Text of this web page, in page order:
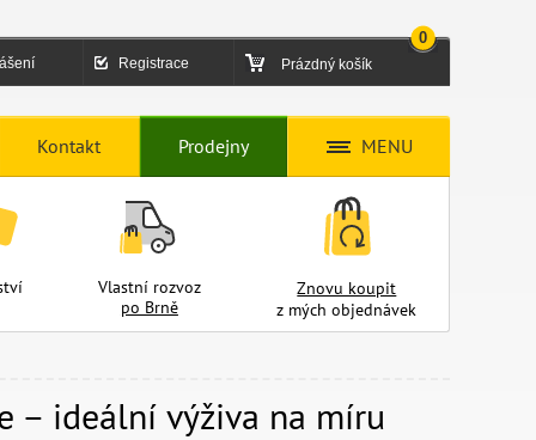
Registrace Prázdný košík
0
Kontakt Prodejny MENU
Vlastní rozvoz
po Brně
Znovu koupit
z mých objednávek
– ideální výživa na míru